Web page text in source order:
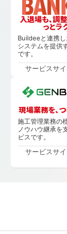
入退場も、調
っとラ
Buildeeと連携
システムを提供
です。
サービスサ
現場業務を、
施工管理業務の
ノウハウ継承を
ビスです。
サービスサ